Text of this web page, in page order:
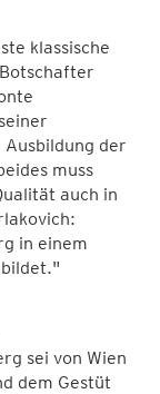
klassische
der
muss
auch in
in einem
sei von Wien
dem Gestüt